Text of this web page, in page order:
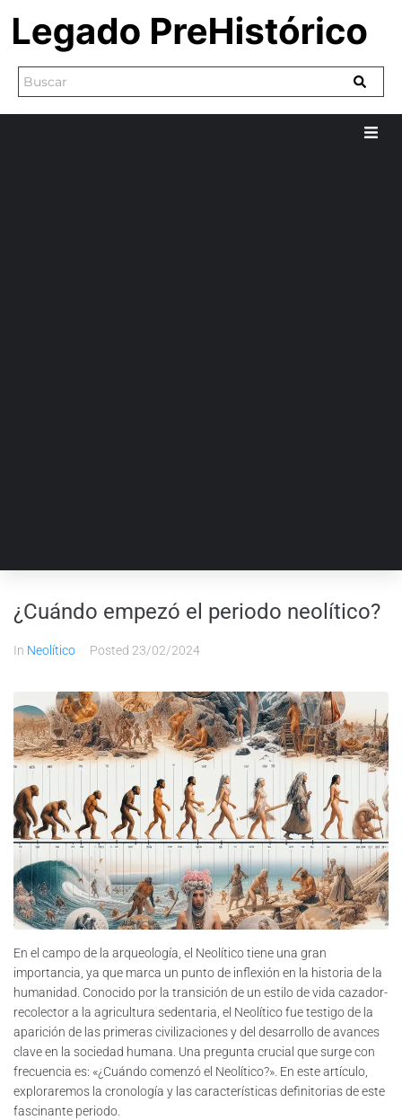
¿Cuándo empezó el periodo neolítico?
In Neolítico Posted 23/02/2024
En el campo de la arqueología, el Neolítico tiene una gran
importancia, ya que marca un punto de inflexión en la historia de la
humanidad. Conocido por la transición de un estilo de vida cazador-
recolector a la agricultura sedentaria, el Neolítico fue testigo de la
aparición de las primeras civilizaciones y del desarrollo de avances
clave en la sociedad humana. Una pregunta crucial que surge con
frecuencia es: «¿Cuándo comenzó el Neolítico?». En este artículo,
exploraremos la cronología y las características definitorias de este
fascinante periodo.